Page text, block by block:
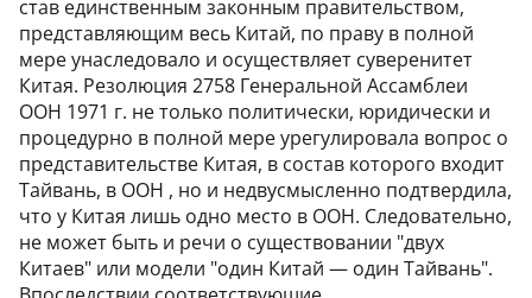
став единственным законным правительством,
представляющим весь Китай, по праву в полной
мере унаследовало и осуществляет суверенитет
Китая. Резолюция 2758 Генеральной Ассамблеи
ООН 1971 г. не только политически, юридически и
процедурно в полной мере урегулировала вопрос о
представительстве Китая, в состав которого входит
Тайвань, в ООН , но и недвусмысленно подтвердила,
что у Китая лишь одно место в ООН. Следовательно,
не может быть и речи о существовании "двух
Китаев" или модели "один Китай — один Тайвань".